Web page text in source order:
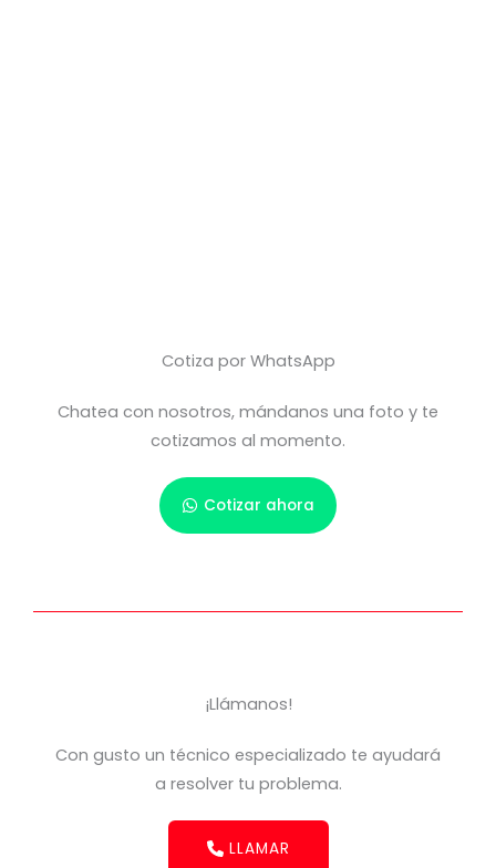
Cotiza por WhatsApp
Chatea con nosotros, mándanos una foto y te
cotizamos al momento.
Cotizar ahora
¡Llámanos!
Con gusto un técnico especializado te ayudará
a resolver tu problema.
LLAMAR